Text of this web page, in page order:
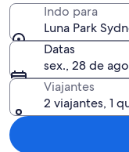
Indo para
Luna Park
Datas
sex., 28 de
Viajantes
2 viajantes, 1